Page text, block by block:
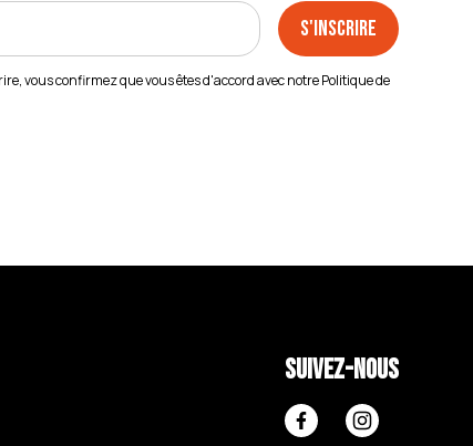
vous confirmez que vous êtes d'accord avec notrePolitique de
Suivez-nous